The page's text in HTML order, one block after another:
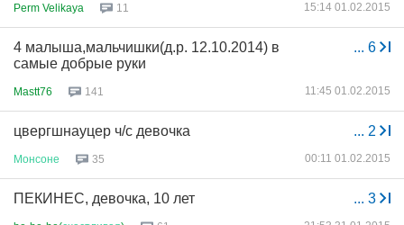
Perm Velikaya 11 15:14 01.02.2015
... 6
4 малыша,мальчишки(д.р. 12.10.2014) в
самые добрые руки
Mastt76 141 11:45 01.02.2015
... 2
цвергшнауцер ч/с девочка
Монсоне 35 00:11 01.02.2015
... 3
ПЕКИНЕС, девочка, 10 лет